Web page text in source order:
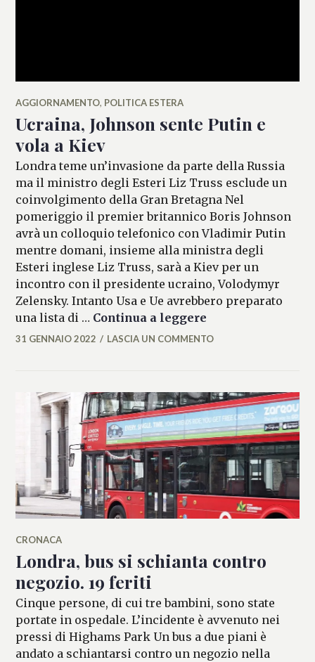
AGGIORNAMENTO, POLITICA ESTERA
Ucraina, Johnson sente Putin e
vola a Kiev
Londra teme un’invasione da parte della Russia
ma il ministro degli Esteri Liz Truss esclude un
coinvolgimento della Gran Bretagna Nel
pomeriggio il premier britannico Boris Johnson
avrà un colloquio telefonico con Vladimir Putin
mentre domani, insieme alla ministra degli
Esteri inglese Liz Truss, sarà a Kiev per un
incontro con il presidente ucraino, Volodymyr
Zelensky. Intanto Usa e Ue avrebbero preparato
una lista di … Continua a leggere
MICAELA
31 GENNAIO 2022 LASCIA UN COMMENTO
CRONACA
Londra, bus si schianta contro
negozio. 19 feriti
Cinque persone, di cui tre bambini, sono state
portate in ospedale. L’incidente è avvenuto nei
pressi di Highams Park Un bus a due piani è
andato a schiantarsi contro un negozio nella